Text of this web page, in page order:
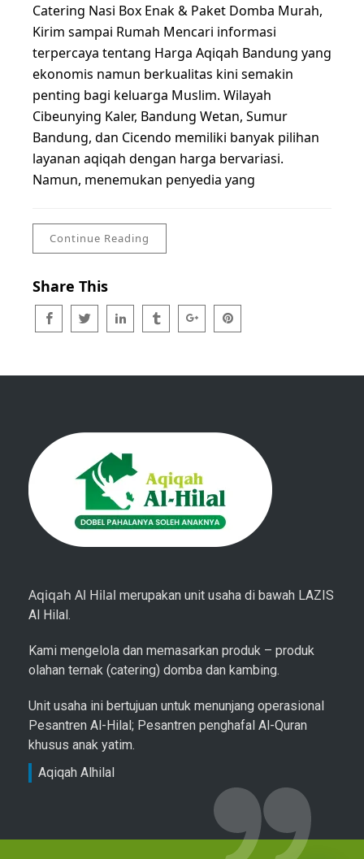
Catering Nasi Box Enak & Paket Domba Murah,
Kirim sampai Rumah Mencari informasi
terpercaya tentang Harga Aqiqah Bandung yang
ekonomis namun berkualitas kini semakin
penting bagi keluarga Muslim. Wilayah
Cibeunying Kaler, Bandung Wetan, Sumur
Bandung, dan Cicendo memiliki banyak pilihan
layanan aqiqah dengan harga bervariasi.
Namun, menemukan penyedia yang
Continue Reading
Share This
Aqiqah Al Hilal merupakan unit usaha di bawah LAZIS
Al Hilal.
Kami mengelola dan memasarkan produk – produk
olahan ternak (catering) domba dan kambing.
Unit usaha ini bertujuan untuk menunjang operasional
Pesantren Al-Hilal; Pesantren penghafal Al-Quran
khusus anak yatim.
Aqiqah Alhilal